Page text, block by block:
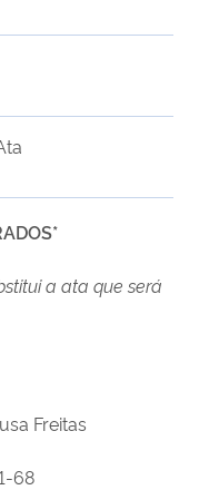
a ata que será
Freitas
68